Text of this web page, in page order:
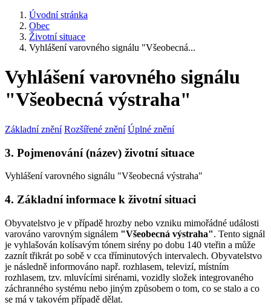
Úvodní stránka
Obec
Životní situace
Vyhlášení varovného signálu "Všeobecná...
Vyhlášení varovného signálu
"Všeobecná výstraha"
Základní znění Rozšířené znění Úplné znění
3. Pojmenování (název) životní situace
Vyhlášení varovného signálu "Všeobecná výstraha"
4. Základní informace k životní situaci
Obyvatelstvo je v případě hrozby nebo vzniku mimořádné události
varováno varovným signálem "Všeobecná výstraha". Tento signál
je vyhlašován kolísavým tónem sirény po dobu 140 vteřin a může
zaznít třikrát po sobě v cca tříminutových intervalech. Obyvatelstvo
je následně informováno např. rozhlasem, televizí, místním
rozhlasem, tzv. mluvícími sirénami, vozidly složek integrovaného
záchranného systému nebo jiným způsobem o tom, co se stalo a co
se má v takovém případě dělat.